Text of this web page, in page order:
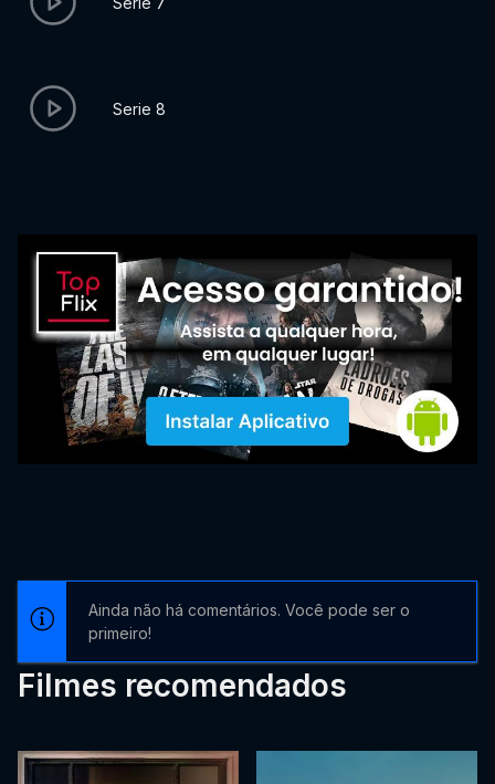
Serie 8
Ainda não há comentários. Você pode ser o
primeiro!
Filmes recomendados